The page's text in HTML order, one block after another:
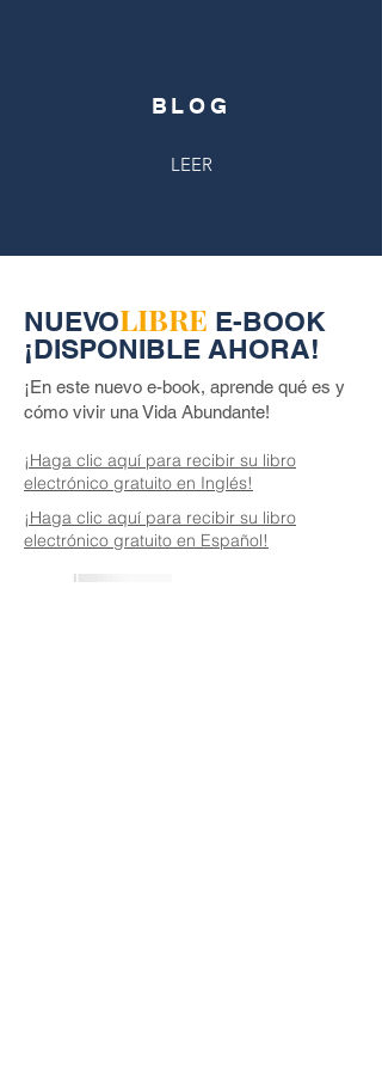
BLOG
LEER
NUEVOLIBRE E-BOOK
¡DISPONIBLE AHORA!
¡En este nuevo e-book, aprende qué es y
cómo vivir una Vida Abundante!
¡Haga clic aquí para recibir su libro
electrónico gratuito en Inglés!
¡Haga clic aquí para recibir su libro
electrónico gratuito en Español!